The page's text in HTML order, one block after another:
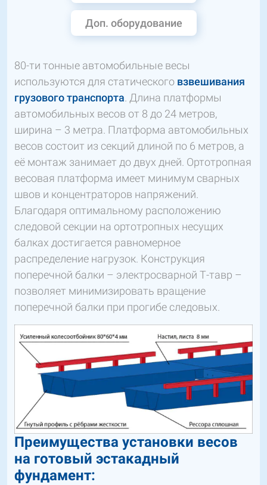
Доп. оборудование
80-ти тонные автомобильные весы
используются для статического взвешивания
грузового транспорта . Длина платформы
автомобильных весов от 8 до 24 метров,
ширина – 3 метра. Платформа автомобильных
весов состоит из секций длиной по 6 метров, а
её монтаж занимает до двух дней. Ортотропная
весовая платформа имеет минимум сварных
швов и концентраторов напряжений.
Благодаря оптимальному расположению
следовой секции на ортотропных несущих
балках достигается равномерное
распределение нагрузок. Конструкция
поперечной балки – электросварной Т-тавр –
позволяет минимизировать вращение
поперечной балки при прогибе следовых.
Преимущества установки весов
на готовый эстакадный
фундамент: